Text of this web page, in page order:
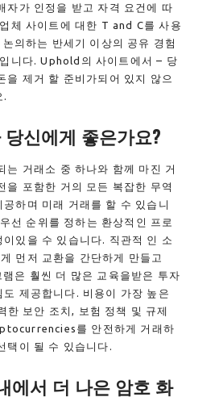
자가 인정을 받고 자격 요건에 따
체 사이트에 대한 T and C를 사용
의하는 반세기 이상의 공유 경험
니다. Uphold의 사이트에서 – 당
을 제거 할 준비가되어 있지 않으
신에게 좋은가요?
는 거래소 중 하나와 함께 마진 거
을 포함한 거의 모든 복잡한 무역
하며 미래 거래를 할 수 있습니
선 순위를 정하는 환상적인 프로
이있을 수 있습니다. 직관적 인 소
먼저 교환을 간단하게 만들고
은 훨씬 더 많은 교육을받은 투자
도 제공합니다. 비용이 가장 높은
한 보안 조치, 보험 정책 및 규제
를 안전하게 거래하
택이 될 수 있습니다.
에서 더 나은 암호 화